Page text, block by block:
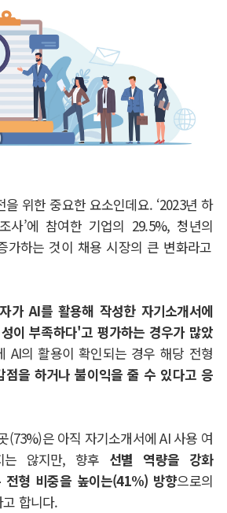
을 위한 중요한 요소인데요. ‘2023년 하
사’에 참여한 기업의 29.5%, 청년의
가하는 것이 채용 시장의 큰 변화라고
가AI를 활용해 작성한 자기소개서에
이 부족하다'고 평가하는 경우가 많았
AI의 활용이 확인되는 경우 해당 전형
점을 하거나 불이익을 줄 수 있다고 응
(73%)은 아직 자기소개서에 AI 사용 여
는 않지만,향후 선별 역량을 강화
전형 비중을 높이는(41%) 방향으로의
합니다.